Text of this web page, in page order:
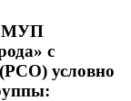
МУП
с
условно